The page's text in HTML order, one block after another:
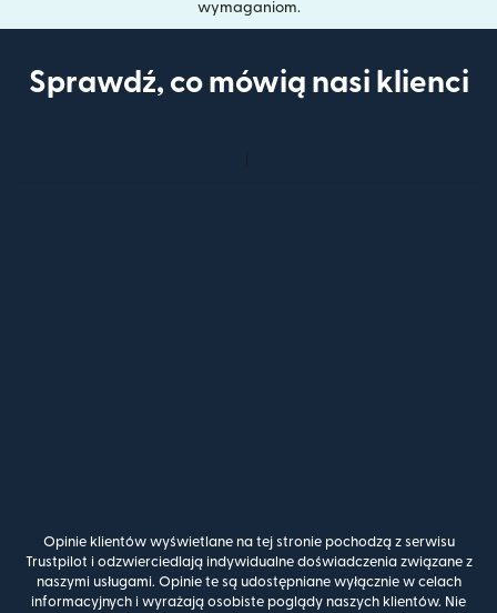
wymaganiom.
Sprawdź, co mówią nasi klienci
Opinie klientów wyświetlane na tej stronie pochodzą z serwisu
Trustpilot i odzwierciedlają indywidualne doświadczenia związane z
naszymi usługami. Opinie te są udostępniane wyłącznie w celach
informacyjnych i wyrażają osobiste poglądy naszych klientów. Nie